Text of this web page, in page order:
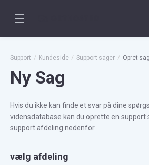
Support Kundeside Support sager Opret sag
Ny Sag
Hvis du ikke kan finde et svar på dine
vidensdatabase kan du oprette en support
support afdeling nedenfor.
vælg afdeling